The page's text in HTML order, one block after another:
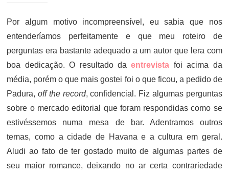
Por algum motivo incompreensível, eu sabia que nos
entenderíamos perfeitamente e que meu roteiro de
perguntas era bastante adequado a um autor que lera com
boa dedicação. O resultado daentrevista foi acima da
média, porém o que mais gostei foi o que ficou, a pedido de
Padura,off the record, confidencial. Fiz algumas perguntas
sobre o mercado editorial que foram respondidas como se
estivéssemos numa mesa de bar. Adentramos outros
temas, como a cidade de Havana e a cultura em geral.
Aludi ao fato de ter gostado muito de algumas partes de
seu maior romance, deixando no ar certa contrariedade